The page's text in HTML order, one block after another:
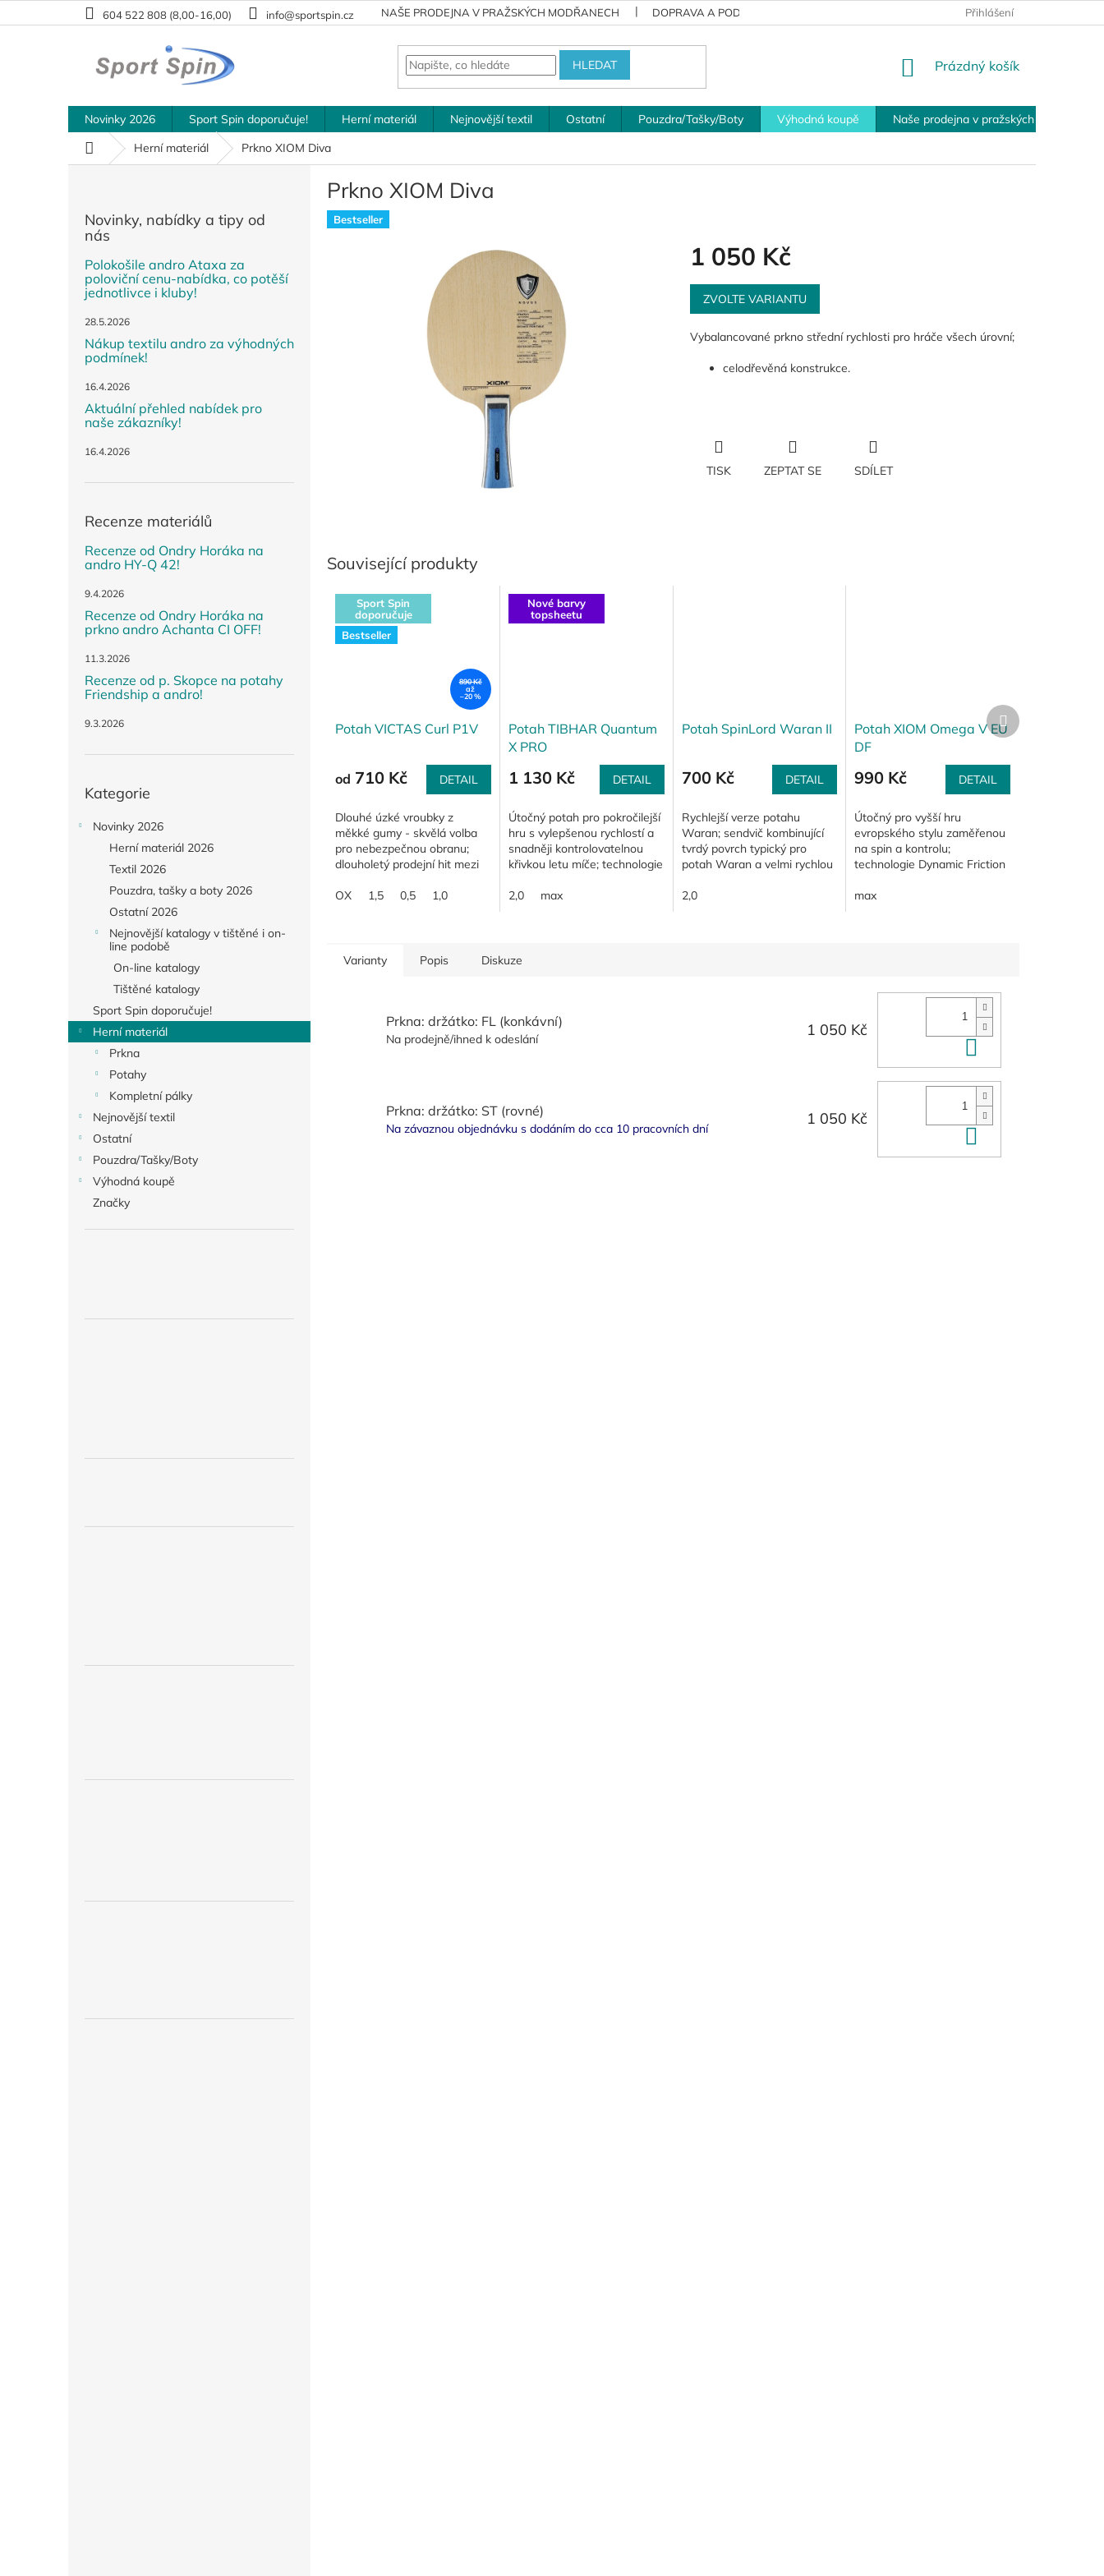
na
604 522 808 (8,00-16,00) info@sportspin.cz NAŠE PRODEJNA V PRAŽSKÝCH MODŘANECH DOPRAVA A PODMÍNKY PRO VRÁCENÍ ZBOŽÍ PLATEBNÍ MOŽNOSTI
Přihlášení
HLEDAT
NÁKUPNÍ
Prázdný košík
Novinky 2026 Sport Spin doporučuje! Herní materiál Nejnovější textil Ostatní Pouzdra/Tašky/Boty Výhodná koupě
Naše prodejna v pražských Modřanech
Domů
Herní materiál Prkno XIOM Diva
Novinky, nabídky a tipy od
nás
Polokošile andro Ataxa za
poloviční cenu-nabídka, co potěší
jednotlivce i kluby!
28.5.2026
Nákup textilu andro za výhodných
podmínek!
16.4.2026
Aktuální přehled nabídek pro
naše zákazníky!
16.4.2026
Recenze materiálů
Recenze od Ondry Horáka na
andro HY-Q 42!
9.4.2026
Recenze od Ondry Horáka na
prkno andro Achanta CI OFF!
11.3.2026
Recenze od p. Skopce na potahy
Friendship a andro!
9.3.2026
kategorie
Kategorie
Novinky 2026
Herní materiál 2026
Textil 2026
Pouzdra, tašky a boty 2026
Ostatní 2026
Nejnovější katalogy v tištěné i on-
line podobě
On-line katalogy
Tištěné katalogy
Sport Spin doporučuje!
Herní materiál
Prkna
Potahy
Kompletní pálky
Nejnovější textil
Ostatní
Pouzdra/Tašky/Boty
Výhodná koupě
Značky
Prkno XIOM Diva
Bestseller
1 050 Kč
Měrná
cena:
ZVOLTE VARIANTU
Vybalancované prkno střední rychlosti pro hráče všech úrovní;
celodřevěná konstrukce.
TISK ZEPTAT SE SDÍLET
Související produkty
Sport Spin
doporučuje
Bestseller
890 Kč
až
–20 %
Potah VICTAS Curl P1V
od 710 Kč DETAIL
Dlouhé úzké vroubky z
měkké gumy - skvělá volba
pro nebezpečnou obranu;
dlouholetý prodejní hit mezi
potahu TSP Curl P1-R.
OX 1,5 0,5 1,0
Nové barvy
topsheetu
Potah TIBHAR Quantum
X PRO
1 130 Kč DETAIL
Útočný potah pro pokročilejší
hru s vylepšenou rychlostí a
snadněji kontrolovatelnou
křivkou letu míče; technologie
vyvažuje a zlepšuje vztah
2,0 max
Potah SpinLord Waran II
700 Kč DETAIL
Rychlejší verze potahu
Waran; sendvič kombinující
tvrdý povrch typický pro
potah Waran a velmi rychlou
jako mají potahy Marder IV a
2,0
Potah XIOM Omega V EU
DF
990 Kč DETAIL
Útočný pro vyšší hru
evropského stylu zaměřenou
na spin a kontrolu;
technologie Dynamic Friction
kontrolu a napomáhá
max
Další
produkt
Varianty Popis Diskuze
Prkna: držátko: FL (konkávní)
Na prodejně/ihned k odeslání
1 050 Kč
Prkna: držátko: ST (rovné)
Na závaznou objednávku s dodáním do cca 10 pracovních dní
1 050 Kč